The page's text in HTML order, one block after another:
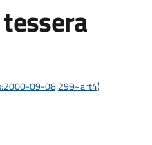
09-08;299~art4)